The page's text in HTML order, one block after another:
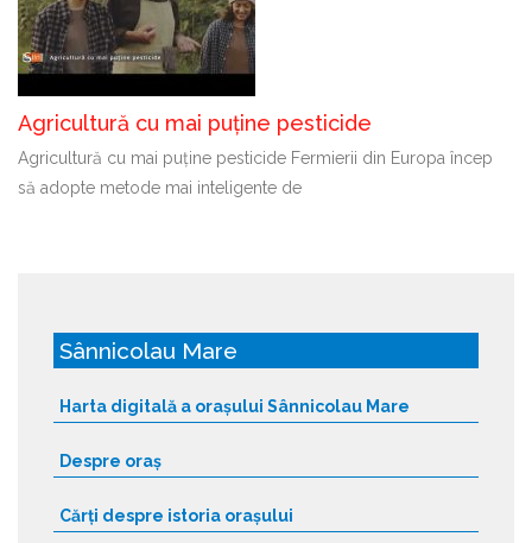
Agricultură cu mai puține pesticide
Agricultură cu mai puține pesticide Fermierii din Europa încep
să adopte metode mai inteligente de
Sânnicolau Mare
Harta digitală a orașului Sânnicolau Mare
Despre oraș
Cărți despre istoria orașului